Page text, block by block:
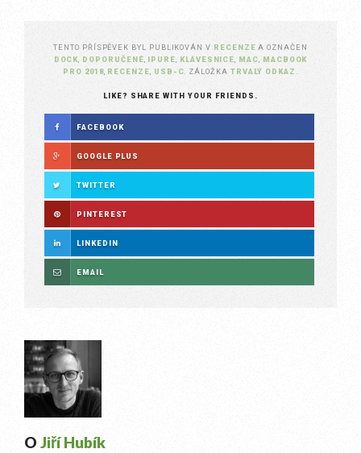
TENTO PŘÍSPĚVEK BYL PUBLIKOVÁN V RECENZE A OZNAČEN
DOCK, DOPORUČENÉ, IPURE, KLÁVESNICE, MAC, MACBOOK
PRO 2018, RECENZE, USB-C. ZÁLOŽKA TRVALÝ ODKAZ .
LIKE? SHARE WITH YOUR FRIENDS.
FACEBOOK
GOOGLE PLUS
TWITTER
PINTEREST
LINKEDIN
EMAIL
O Jiří Hubík